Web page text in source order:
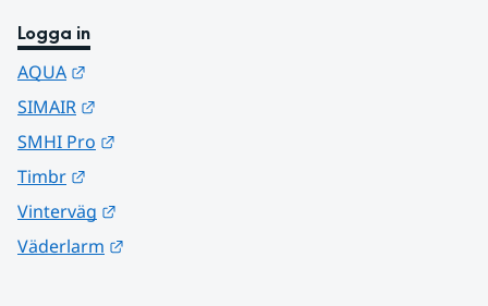
Logga in
AQUA
SIMAIR
SMHI Pro
Timbr
Vinterväg
Väderlarm